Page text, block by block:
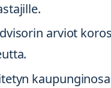
arviot